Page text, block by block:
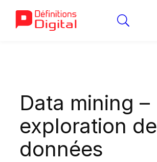
Data mining –
exploration de
données